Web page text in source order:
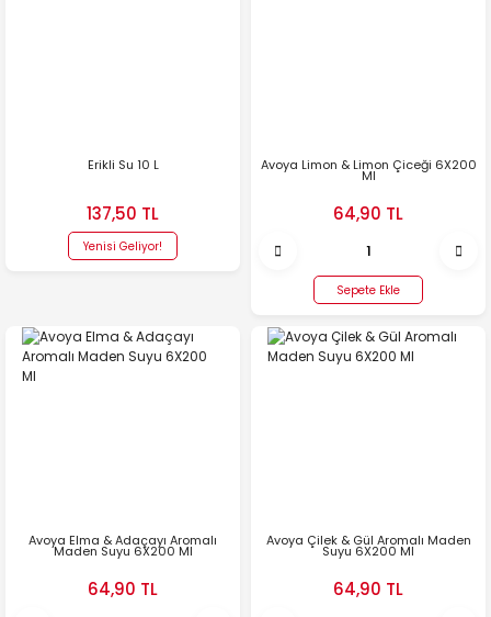
Erikli Su 10 L
137,50 TL
Yenisi Geliyor!
Avoya Limon & Limon Çiceği 6X200
Ml
64,90 TL
Sepete Ekle
Avoya Elma & Adaçayı Aromalı
Maden Suyu 6X200 Ml
64,90 TL
Avoya Çilek & Gül Aromalı Maden
Suyu 6X200 Ml
64,90 TL